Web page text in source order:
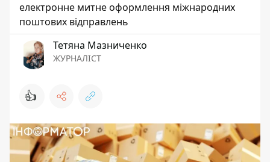
електронне митне оформлення міжнародних
поштових відправлень
Тетяна Мазниченко
ЖУРНАЛІСТ
👍